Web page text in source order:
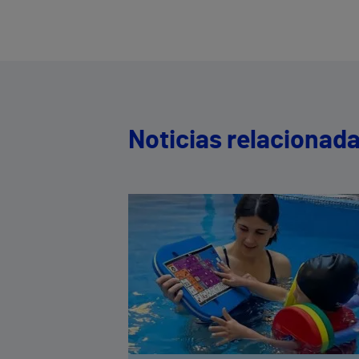
Noticias